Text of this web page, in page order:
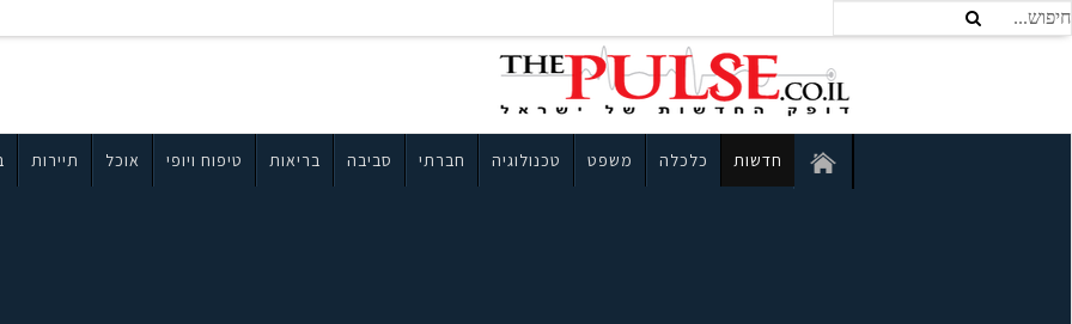
חדשות כלכלה משפט טכנולוגיה חברתי סביבה בריאות טיפוח ויופי אוכל תיירות